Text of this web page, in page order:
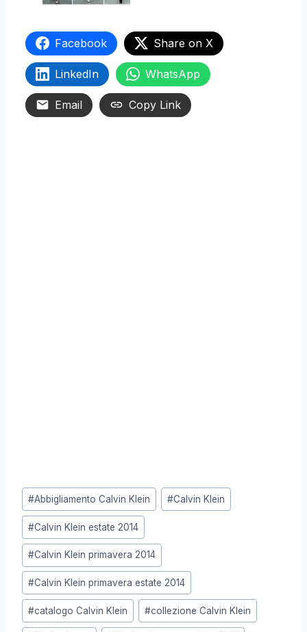
Facebook Share on X
LinkedIn WhatsApp
Email Copy Link
Tag
articolo:
#Abbigliamento Calvin Klein #Calvin Klein
#Calvin Klein estate 2014
#Calvin Klein primavera 2014
#Calvin Klein primavera estate 2014
#catalogo Calvin Klein #collezione Calvin Klein